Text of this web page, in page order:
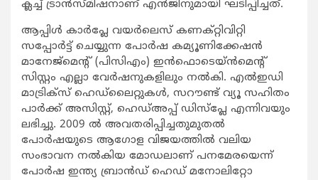
ക്ലച്ച് ട്രാന്‍സ്മിഷനാണ് എന്‍ജിനുമായി ഘടിപ്പിച്ചത്.
ആപ്പിള്‍ കാര്‍പ്ലേ വയര്‍ലെസ് കണക്റ്റിവിറ്റി
സപ്പോര്‍ട്ട് ചെയ്യുന്ന പോര്‍ഷ കമ്യൂണിക്കേഷന്‍
മാനേജ്‌മെന്റ് (പിസിഎം) ഇന്‍ഫൊടെയ്ന്‍മെന്റ്
സിസ്റ്റം എല്ലാ വേര്‍ഷനുകളിലും നല്‍കി. എല്‍ഇഡി
മാട്രിക്‌സ് ഹെഡ്‌ലൈറ്റുകള്‍, സറൗണ്ട് വ്യൂ സഹിതം
പാര്‍ക്ക് അസിസ്റ്റ്, ഹെഡ്അപ്പ് ഡിസ്‌പ്ലേ എന്നിവയും
ലഭിച്ചു. 2009 ല്‍ അവതരിപ്പിച്ചതുമുതല്‍
പോര്‍ഷയുടെ ആഗോള വിജയത്തില്‍ വലിയ
സംഭാവന നല്‍കിയ മോഡലാണ് പനമേരയെന്ന്
പോര്‍ഷ ഇന്ത്യ ബ്രാന്‍ഡ് ഹെഡ് മനോലിറ്റോ